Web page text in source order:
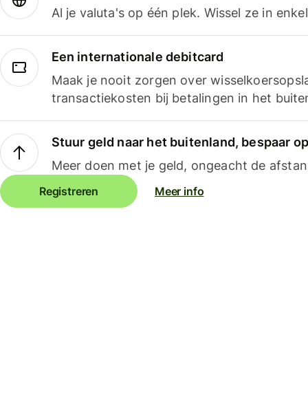
Al je valuta's op één plek. Wissel ze in
Een internationale debitcard
Maak je nooit zorgen over
transactiekosten bij betalingen in het
Stuur geld naar het buitenland, bespaar
Meer doen met je geld, ongeacht de
Registreren Meer info